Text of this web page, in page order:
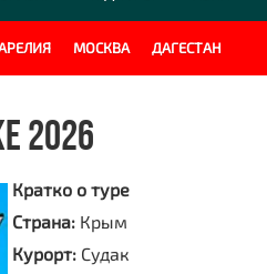
МОСКВА ДАГЕСТАН
2026
Кратко о туре
Страна: Крым
Курорт: Судак